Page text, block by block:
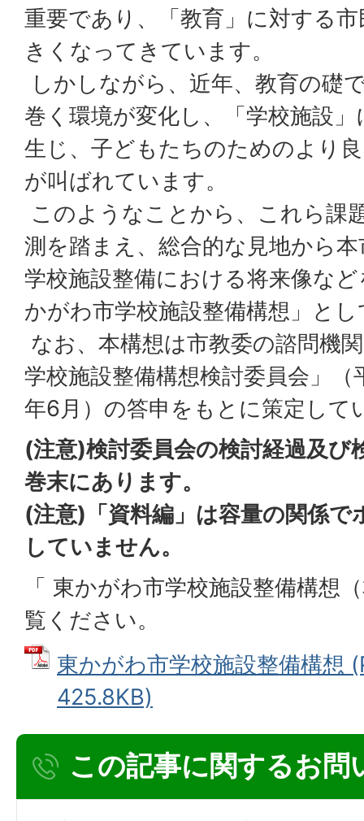
重要であり、「教育」に対する
きくなってきています。
しかしながら、近年、教育の礎
巻く環境が変化し、「学校施設
生じ、子どもたちのためのより
が叫ばれています。
このようなことから、これら課
測を踏まえ、総合的な見地から
学校施設整備における将来像な
かがわ市学校施設整備構想」と
なお、本構想は市教委の諮問機
学校施設整備構想検討委員会」（
年6月）の答申をもとに策定して
(注意)検討委員会の検討経過及び
巻末にあります。
(注意)「資料編」は容量の関係で
していません。
「 東かがわ市学校施設整備構想
覧ください。
東かがわ市学校施設整備構想
425.8KB)
この記事に関するお問